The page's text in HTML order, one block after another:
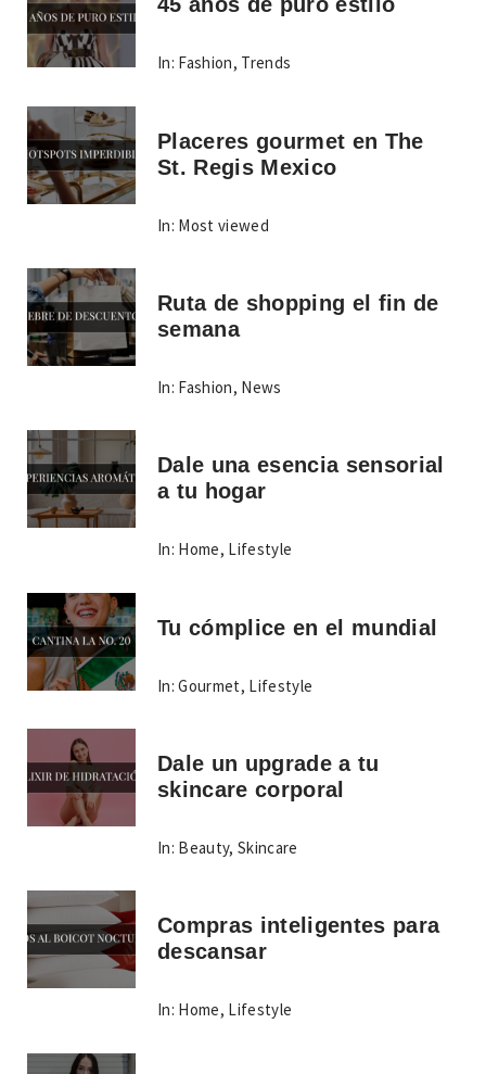
In: Fashion, Trends
Placeres gourmet en The
St. Regis Mexico
In: Most viewed
Ruta de shopping el fin de
semana
In: Fashion, News
Dale una esencia sensorial
a tu hogar
In: Home, Lifestyle
Tu cómplice en el mundial
In: Gourmet, Lifestyle
Dale un upgrade a tu
skincare corporal
In: Beauty,Skincare
Compras inteligentes para
descansar
In: Home, Lifestyle